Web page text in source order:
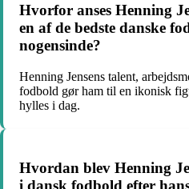
Hvorfor anses Henning
en af de bedste danske
nogensinde?
Henning Jensens talent,
fodbold gør ham til en ikonisk
hylles i dag.
Hvordan blev Henning